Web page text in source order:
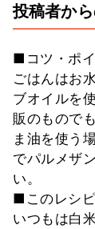
投稿者か
■コツ・ポ
ごはんはお
ブオイルを
販のもので
ま油を使う
でパルメザ
い。
■このレシ
いつもは白